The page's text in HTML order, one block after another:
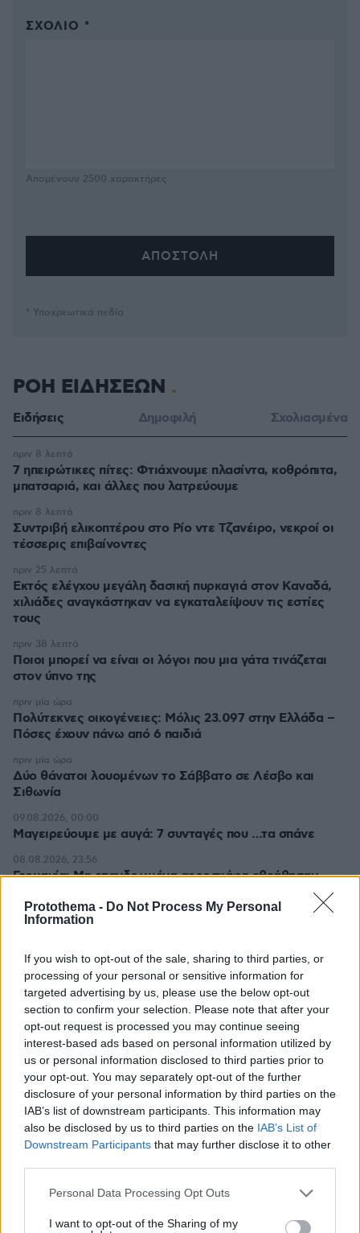
Protothema - Do Not Process My Personal
Information
If you wish to opt-out of the sale, sharing to third parties, or
processing of your personal or sensitive information for
targeted advertising by us, please use the below opt-out
section to confirm your selection. Please note that after your
opt-out request is processed you may continue seeing
interest-based ads based on personal information utilized by
us or personal information disclosed to third parties prior to
your opt-out. You may separately opt-out of the further
disclosure of your personal information by third parties on the
IAB’s list of downstream participants. This information may
also be disclosed by us to third parties on the IAB’s List of
Downstream Participants that may further disclose it to other
Please note that this website/app uses one or more Google
not limited to your visit or usage behaviour. You may click to
Personal Data Processing Opt Outs
I want to opt-out of the Sharing of my
ΣΧΌΛΙΟ *
Απομένουν 2500 χαρακτήρες
* Υποχρεωτικά πεδία
ΡΟΗ ΕΙΔΗΣΕΩΝ
Ειδήσεις Δημοφιλή Σχολιασμένα
7 ηπειρώτικες πίτες: Φτιάχνουμε πλασίντα, κοθρόπιτα,
μπατσαριά, και άλλες που λατρεύουμε
πριν 8 λεπτά
Συντριβή ελικοπτέρου στο Ρίο ντε Τζανέιρο, νεκροί οι
τέσσερις επιβαίνοντες
πριν 8 λεπτά
Εκτός ελέγχου μεγάλη δασική πυρκαγιά στον Καναδά,
χιλιάδες αναγκάστηκαν να εγκαταλείψουν τις εστίες
τους
πριν 25 λεπτά
Ποιοι μπορεί να είναι οι λόγοι που μια γάτα τινάζεται
στον ύπνο της
πριν 38 λεπτά
Πολύτεκνες οικογένειες: Μόλις 23.097 στην Ελλάδα –
Πόσες έχουν πάνω από 6 παιδιά
πριν μία ώρα
Δύο θάνατοι λουομένων το Σάββατο σε Λέσβο και
Σιθωνία
πριν μία ώρα
Μαγειρεύουμε με αυγά: 7 συνταγές που …τα σπάνε
09.08.2026, 00:00
Γερμανία: Μη επανδρωμένα αεροσκάφη εθεάθησαν
08.08.2026, 23:56
08.08.2026, 23:53
Χάος στη Βουλή του Κοσόβου: Βουλευτής της
αντιπολίτευσης πέταξε αυγά στον πρωθυπουργό Άλμπιν
Κούρτι, δείτε βίντεο
08.08.2026, 23:42
ΔΕΙΤΕ ΟΛΕΣ ΤΙΣ ΕΙΔΗΣΕΙΣ
ΤΑ ΠΙΟ ΔΗΜΟΦΙΛΗ